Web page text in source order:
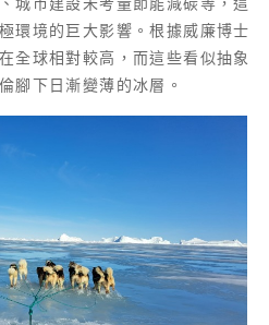
環境的巨大影響。根據威廉博士
全球相對較高，而這些看似抽象
腳下日漸變薄的冰層。